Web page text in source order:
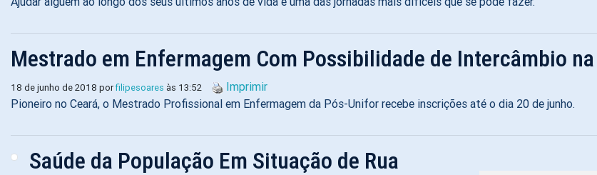
Mestrado em Enfermagem Com Possibilidade de Intercâmbio
18 de junho de 2018 porfilipesoares às 13:52
Imprimir
Pioneiro no Ceará, o Mestrado Profissional em Enfermagem da Pós-Unifor recebe inscrições até o dia 20 de junho.
Saúde da População Em Situação de Rua